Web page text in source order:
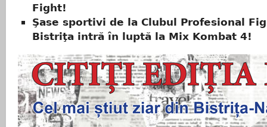
Fight!
Şase sportivi de la Clubul Profesional
Bistriţa intră în luptă la Mix Kombat 4!